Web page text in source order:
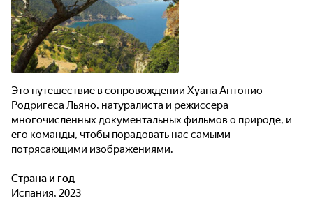
Это путешествие в сопровождении Хуана Антонио
Родригеса Льяно, натуралиста и режиссера
многочисленных документальных фильмов о природе, и
его команды, чтобы порадовать нас самыми
потрясающими изображениями.
Страна и год
Испания, 2023